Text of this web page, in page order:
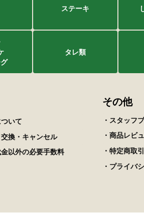
ステーキ
タレ類
ついて
交換・キャンセル
金以外の必要手数料
その他
・スタッフ
・商品レビ
・特定商取
・プライバ